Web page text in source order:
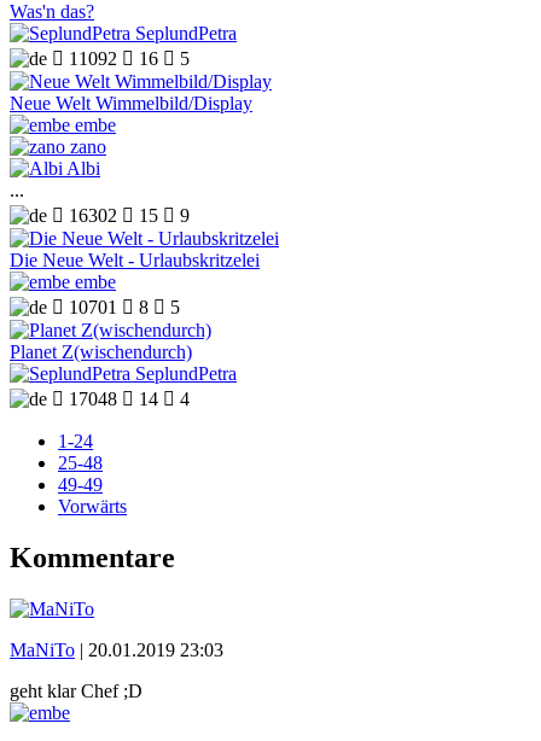
Was'n das?
SeplundPetra
 11092  16  5
Neue Welt Wimmelbild/Display
embe
zano
Albi
...
 16302  15  9
Die Neue Welt - Urlaubskritzelei
embe
 10701  8  5
Planet Z(wischendurch)
SeplundPetra
 17048  14  4
1-24
25-48
49-49
Vorwärts
Kommentare
MaNiTo | 20.01.2019 23:03
geht klar Chef ;D